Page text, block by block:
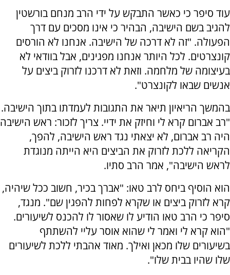
עוד סיפר כי כאשר התבקש על ידי הרב מנחם בורשטין
להגיב בשם הישיבה, הבהיר כי אינו מסכים עם דרך
הפעולה. "זה לא דרכה של הישיבה. אנחנו לא הורסים
קונצרטים. לכל היותר אנחנו מפגינים, אבל בוודאי לא
בעיצומה של מלחמה. וזאת לא דרכנו לזרוק ביצים על
אנשים שבאו לקונצרט".
בהמשך הריאיון תיאר את התגובות לעמדתו בתוך הישיבה.
"רב אברום קרא לי וחיזק את ידיי. צריך לזכור: ראש הישיבה
היה רב אברום, לא יצאתי נגד ראש הישיבה, להפך,
הקריאה ללכת לזרוק את הביצים היא הייתה מנוגדת
לראש הישיבה", אמר הרב סתיו.
הוא הוסיף ביחס לרב טאו: "אברך בכיר, חשוב ככל שיהיה,
קרא לזרוק ביצים או שקרא לפחות להפגין שם". מנגד,
סיפר כי הרב טאו הודיע לו שאסור לו להכנס לשיעורים.
"הוא קרא לי ואמר לי שהוא אוסר עליי להשתתף
בשיעורים שלו מכאן ואילך. מאוד אהבתי ללכת לשיעורים
שלו שהיו בבית שלו".